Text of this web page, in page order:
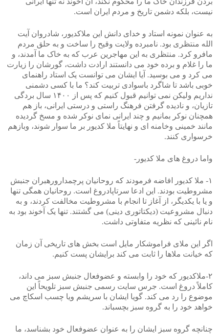
نیست، بلکه دشمن تاریخ و مردم ایران است.
به عنوان نمونه استاد و خدای دانش این ملاکدیور، شادروان آیت
الله منتظری بود. نامبرده ولایت وقیح را ساخت و به حلق مردم
مافرو کرد. منتظری به این مهاجرین عرب که به خاک ما آمدند، و
ما را غلام و برده خود می دانستند ارادت داشت، گورشان را زیارت
می کرد و می بوسید. آیا ایشان می توانست یک استاد راهنمای
خوبی باشد تا شاگرد باسوادی تربیت کند؟ ما با کسی دشمنی
نداریم ولیکن نمی توانیم قبول کنیم که پس از ۱۴۰۰ سال بردگی
تازیان، و نادیده گرفتن فرهنگ راستی و درستی ایرانی، باز هم
همچنان نوکر بمانیم و چند ایرانی نمای نوکر شده و مسخ گردیده
مانند خمینی وخامنه ای و نهایتاً ملا کدیور بر ما سوار شوند، وبازهم
خرسواری کنند.
واما دروغ های ملا کدیور-
۱- ملا کدیور افاضه فرمودند که روحانیان پرچمدارورهبران جنبش
مشروطیت بودند. این ادعا سرتاپادروغ است. روحانیان همگی تنها
و یا با یکدیگر، از آغاز تا انجام با مشروطیت مخالفت کردند، و به
دنبال مشروعیت (دیکتاتوری دینی) می گشتند. تنها یک آخوند بود به
نام نائینی که نظریه متفاوتی داشت.
اگر این ملای فراموشکار مایل است بخش های تاریخی آن زمان
که خیانت ملاها را ثابت می کند برایشان پست کنیم.
۲-ملاکدیور که خود را وابسته و عضوفعال جنبش سبز می داند،
کاملاً دروغ است. جرس سایت رسمی جنبش سبز تلویحاً این
موضوع را رد می کند. گویا ایشان با سریشم ویا چسب اسکاچ می
خواهد خود را به گروه سبز بچسباند.
چنانچه گروه سبز ایشان را به عنوان عضوفعال خود بشناسد، ما